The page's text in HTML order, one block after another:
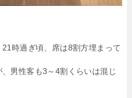
時過ぎ頃、席は8割方埋まって
男性客も3～4割くらいは混じ